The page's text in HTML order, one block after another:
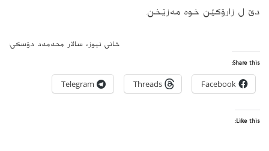
دێ ل زارۆکێن خوە مەزێخن.
خانی نیوز، سالار محەمەد دۆسکی:
Share this:
Facebook
Threads
Telegram
Like this: